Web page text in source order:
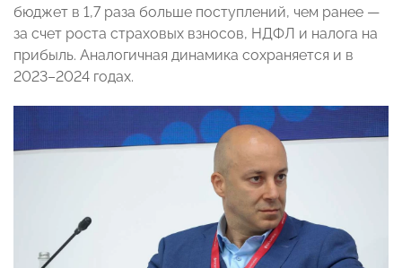
бюджет в 1,7 раза больше поступлений, чем ранее —
за счет роста страховых взносов, НДФЛ и налога на
прибыль. Аналогичная динамика сохраняется и в
2023–2024 годах.